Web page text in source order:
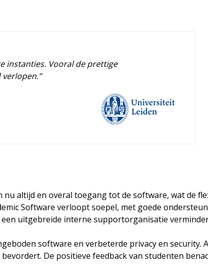
instanties. Vooral de prettige
altijd en overal toegang tot de software, wat de
Software verloopt soepel, met goede
uitgebreide interne supportorganisatie
software en verbeterde privacy en security.
De positieve feedback van studenten